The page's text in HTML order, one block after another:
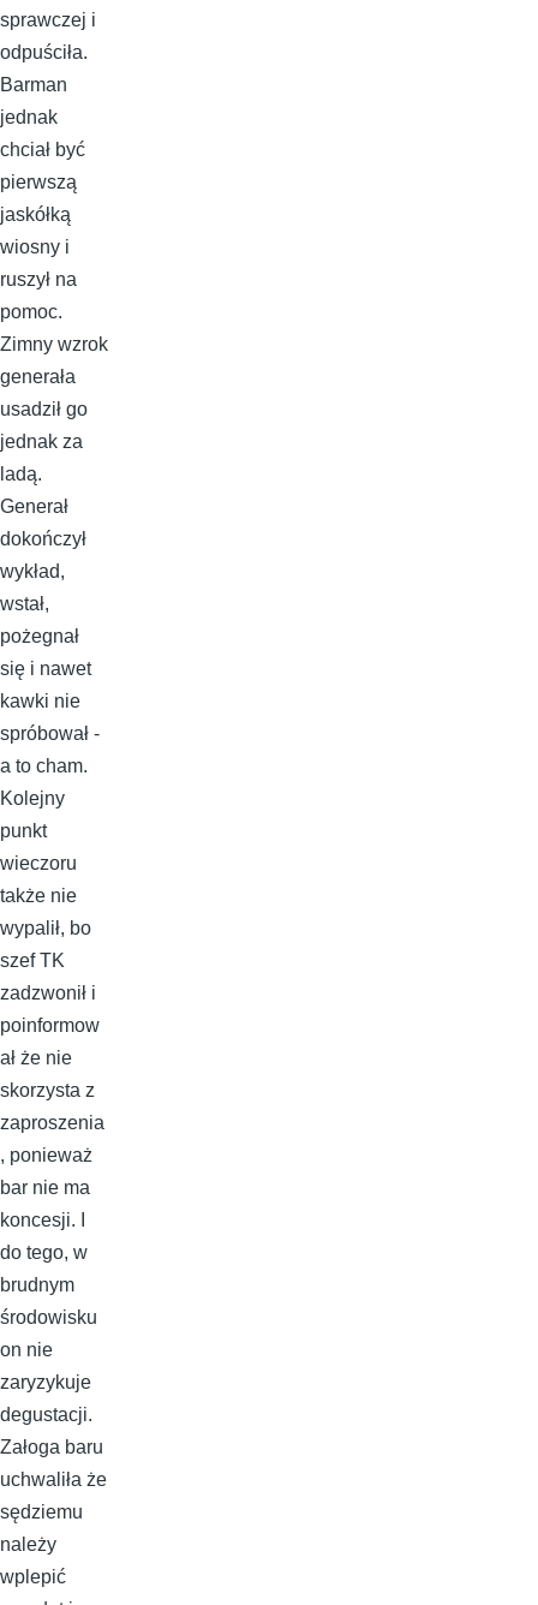
sprawczej i
odpuściła.
Barman
jednak
chciał być
pierwszą
jaskółką
wiosny i
ruszył na
pomoc.
Zimny wzrok
generała
usadził go
jednak za
ladą.
Generał
dokończył
wykład,
wstał,
pożegnał
się i nawet
kawki nie
spróbował -
a to cham.
Kolejny
punkt
wieczoru
także nie
wypalił, bo
szef TK
zadzwonił i
poinformow
ał że nie
skorzysta z
zaproszenia
, ponieważ
bar nie ma
koncesji. I
do tego, w
brudnym
środowisku
on nie
zaryzykuje
degustacji.
Załoga baru
uchwaliła że
sędziemu
należy
wplepić